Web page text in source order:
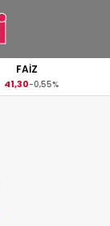
FAİZ
41,30-0,55%